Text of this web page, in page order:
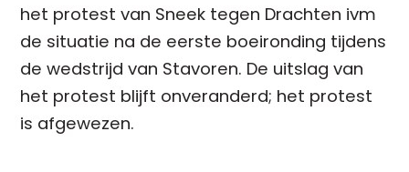
het protest van Sneek tegen Drachten ivm
de situatie na de eerste boeironding tijdens
de wedstrijd van Stavoren. De uitslag van
het protest blijft onveranderd; het protest
is afgewezen.